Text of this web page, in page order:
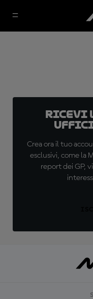
Ricevi
Crea ora il tuo
esclusivi, come la
report dei GP,